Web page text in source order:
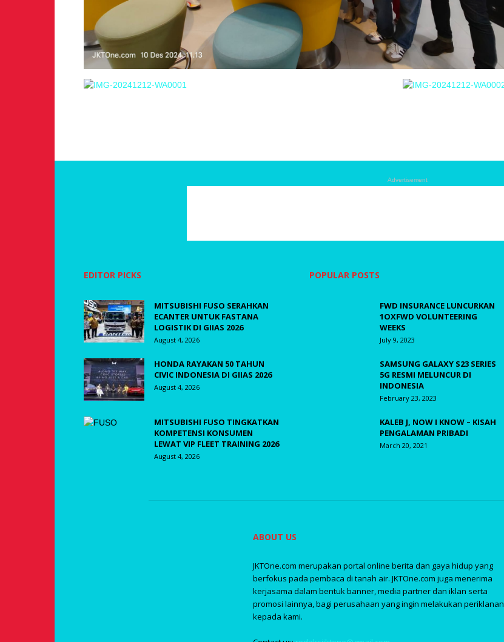
Advertisement
EDITOR PICKS
MITSUBISHI FUSO SERAHKAN
ECANTER UNTUK FASTANA
LOGISTIK DI GIIAS 2026
August 4, 2026
HONDA RAYAKAN 50 TAHUN
CIVIC INDONESIA DI GIIAS 2026
August 4, 2026
MITSUBISHI FUSO TINGKATKAN
KOMPETENSI KONSUMEN
LEWAT VIP FLEET TRAINING 2026
August 4, 2026
POPULAR POSTS
FWD INSURANCE LUNCURKAN
1OXFWD VOLUNTEERING
WEEKS
July 9, 2023
SAMSUNG GALAXY S23 SERIES
5G RESMI MELUNCUR DI
INDONESIA
February 23, 2023
KALEB J, NOW I KNOW – KISAH
PENGALAMAN PRIBADI
March 20, 2021
ABOUT US
JKTOne.com merupakan portal online berita dan gaya hidup yang
berfokus pada pembaca di tanah air. JKTOne.com juga menerima
kerjasama dalam bentuk banner, media partner dan iklan serta
promosi lainnya, bagi perusahaan yang ingin melakukan periklanan
kepada kami.